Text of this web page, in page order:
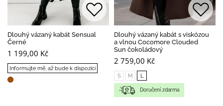
Dlouhý vázaný kabát Sensual
Černé
1 199,00 Kč
Informujte mě, až bude k dispozici
Dlouhý vázaný kabát s viskózou
a vlnou Cocomore Clouded
Sun čokoládový
2 759,00 Kč
S M L
Doručení zdarma